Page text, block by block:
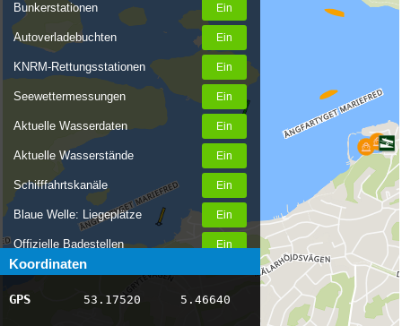
Bunkerstationen
Autoverladebuchten
KNRM-Rettungsstationen
Seewettermessungen
Aktuelle Wasserdaten
Aktuelle Wasserstände
Schifffahrtskanäle
Blaue Welle: Liegeplätze
Offizielle Badestellen
Nachrichten Binnenschifffahrt
AIS-Schiffspositionen
Koordinaten
GPS 53.17520 5.46640